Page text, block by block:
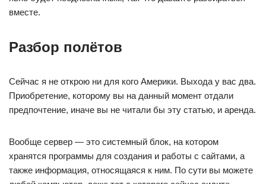
вместе.
Разбор полётов
Сейчас я не открою ни для кого Америки. Выхода у вас два.
Приобретение, которому вы на данный момент отдали
предпочтение, иначе вы не читали бы эту статью, и аренда.
Вообще сервер — это системный блок, на котором
хранятся программы для создания и работы с сайтами, а
также информация, относящаяся к ним. По сути вы можете